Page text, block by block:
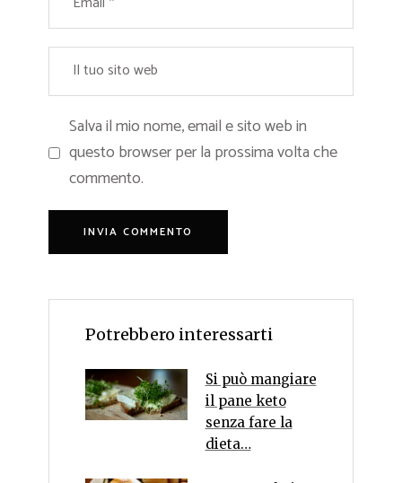
Salva il mio nome, email e sito web in
questo browser per la prossima volta che
commento.
Potrebbero interessarti
Si può mangiare
il pane keto
senza fare la
dieta…